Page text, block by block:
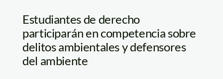
Estudiantes de derecho
participarán en competencia sobre
delitos ambientales y defensores
del ambiente